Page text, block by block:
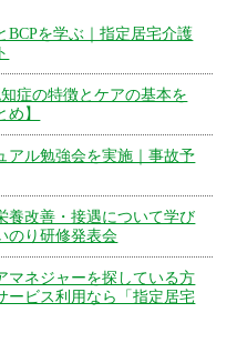
BCPを学ぶ｜指定居宅介護
症の特徴とケアの基本を
】
アル勉強会を実施｜事故予
養改善・接遇について学び
のり研修発表会
マネジャーを探している方
ービス利用なら「指定居宅